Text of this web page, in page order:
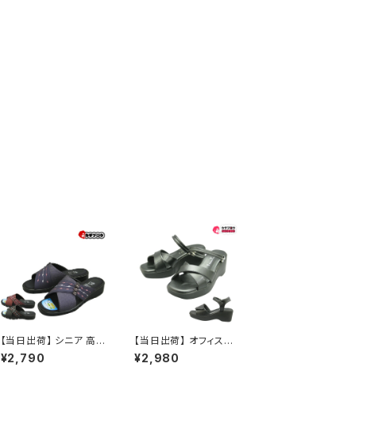
【当日出荷】 シニア 高
齢者用 老人 靴 NEUS
HI レディース接触冷感
¥2,790
【当日出荷】 オフィスサ
ンダル レディース Rom
eo Valentino 婦人2w
¥2,980